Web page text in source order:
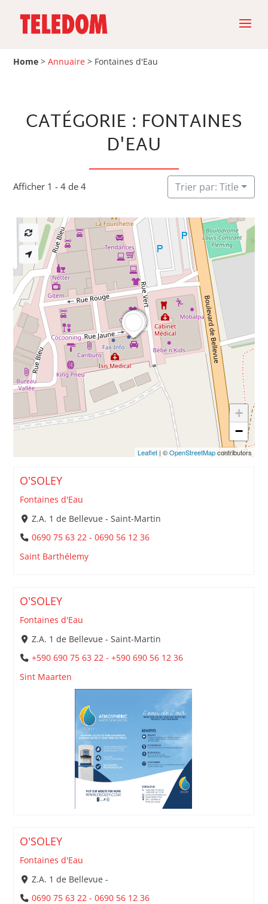
Home >Annuaire > Fontaines d'Eau
CATÉGORIE : FONTAINES
D'EAU
Afficher 1 - 4 de 4 Trier par: Title
O'SOLEY
Fontaines d'Eau
Z.A. 1 de Bellevue - Saint-Martin
0690 75 63 22 - 0690 56 12 36
Saint Barthélemy
O'SOLEY
Fontaines d'Eau
Z.A. 1 de Bellevue - Saint-Martin
+590 690 75 63 22 - +590 690 56 12 36
Sint Maarten
O'SOLEY
Fontaines d'Eau
Z.A. 1 de Bellevue -
0690 75 63 22 - 0690 56 12 36
+
−
Leaflet| ©OpenStreetMapcontributors